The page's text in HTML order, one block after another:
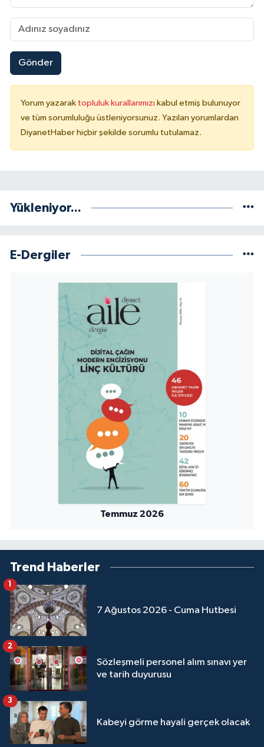
Gönder
Yorum yazarak topluluk kurallarımızı kabul etmiş bulunuyor
ve tüm sorumluluğu üstleniyorsunuz. Yazılan yorumlardan
DiyanetHaber hiçbir şekilde sorumlu tutulamaz.
Yükleniyor...
E-Dergiler
Temmuz 2026
Trend Haberler
7 Ağustos 2026 - Cuma Hutbesi
Sözleşmeli personel alım sınavı yer
ve tarih duyurusu
2
Kabeyi görme hayali gerçek olacak
3
Karaman Müftülüğü
Kastamonu Müftülüğü
Kayseri Müftülüğü
Kilis Müftülüğü
Kocaeli Müftülüğü
Kütahya Müftülüğü
Malatya Müftülüğü
Manisa Müftülüğü
Mardin Müftülüğü
Mersin Müftülüğü
Muğla Müftülüğü
Ordu Müftülüğü
Osmaniye Müftülüğü
Rize Müftülüğü
Sakarya Müftülüğü
Samsun Müftülüğü
Siirt Müftülüğü